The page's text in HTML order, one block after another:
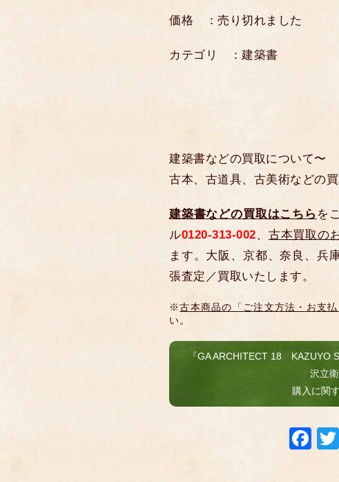
価格 ：売り切れました
カテゴリ ：建築書
建築書などの買取について〜
古本、古道具、古美術などの
建築書などの買取はこちら を
ル0120-313-002、 古本買取の
ます。大阪、京都、奈良、兵
張査定／買取いたします。
※古本商品の「ご注文方法・お支
い。
『GA ARCHITECT 18 KAZUYO
沢立
購入に関
F